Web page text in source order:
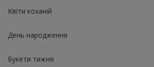
Квіти коханій
День народження
Букети тижня